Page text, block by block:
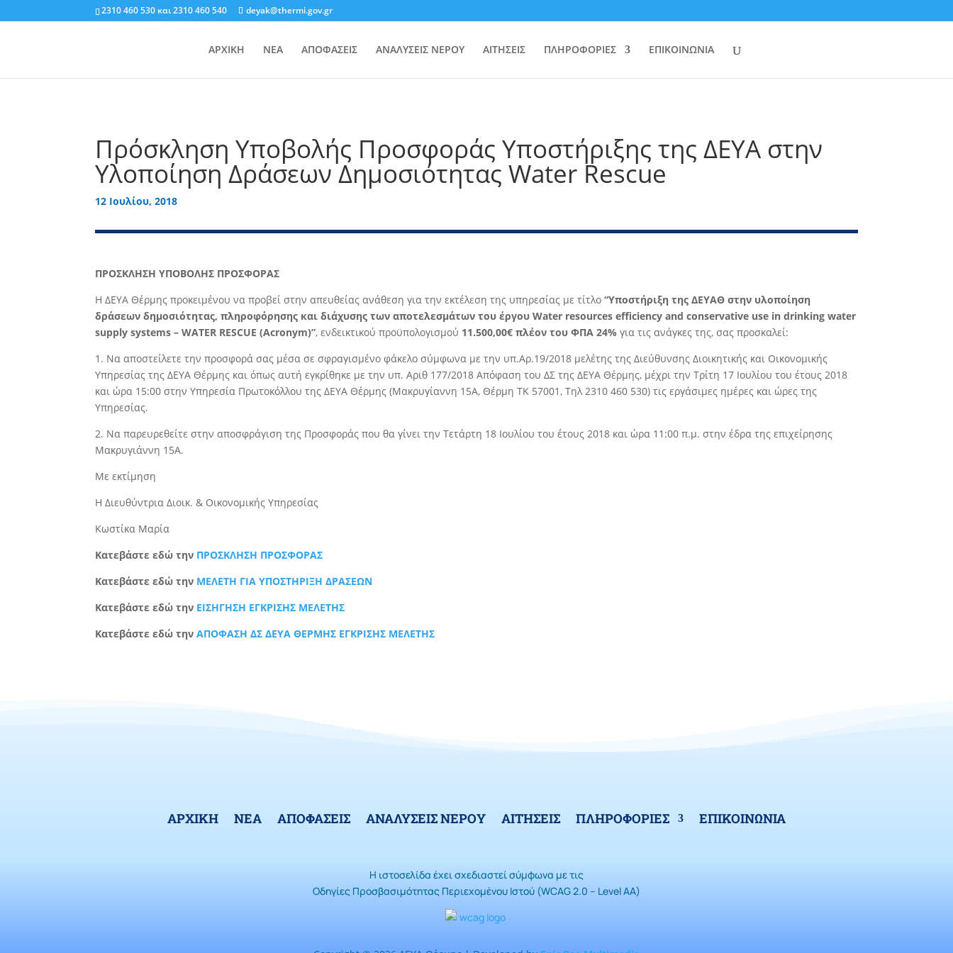
2310 460 530 και2310 460 540 deyak@thermi.gov.gr
ΑΡΧΙΚΗ ΝΕΑ ΑΠΟΦΑΣΕΙΣ ΑΝΑΛΥΣΕΙΣ ΝΕΡΟΥ ΑΙΤΗΣΕΙΣ ΠΛΗΡΟΦΟΡΙΕΣ ΕΠΙΚΟΙΝΩΝΙΑ
Πρόσκληση Υποβολής Προσφοράς Υποστήριξης της ΔΕΥΑ στην
Υλοποίηση Δράσεων Δημοσιότητας Water Rescue
12 Ιουλίου, 2018
ΠΡΟΣΚΛΗΣΗ ΥΠΟΒΟΛΗΣ ΠΡΟΣΦΟΡΑΣ
Η ΔΕΥΑ Θέρμης προκειμένου να προβεί στην απευθείας ανάθεση για την εκτέλεση της υπηρεσίας με τίτλο“Υποστήριξη της ΔΕΥΑΘ στην υλοποίηση
δράσεων δημοσιότητας, πληροφόρησης και διάχυσης των αποτελεσμάτων του έργου Water resources efficiency and conservative use in drinking water
supply systems – WATER RESCUE (Acronym)”, ενδεικτικού προϋπολογισμού 11.500,00€ πλέον του ΦΠΑ 24% για τις ανάγκες της, σας προσκαλεί:
1. Να αποστείλετε την προσφορά σας μέσα σε σφραγισμένο φάκελο σύμφωνα με την υπ.Αρ.19/2018 μελέτης της Διεύθυνσης Διοικητικής και Οικονομικής
Υπηρεσίας της ΔΕΥΑ Θέρμης και όπως αυτή εγκρίθηκε με την υπ. Αριθ 177/2018 Απόφαση του ΔΣ της ΔΕΥΑ Θέρμης, μέχρι την Τρίτη 17 Ιουλίου του έτους 2018
και ώρα 15:00 στην Υπηρεσία Πρωτοκόλλου της ΔΕΥΑ Θέρμης (Μακρυγίαννη 15Α, Θέρμη ΤΚ 57001, Τηλ 2310 460 530) τις εργάσιμες ημέρες και ώρες της
Υπηρεσίας.
2. Να παρευρεθείτε στην αποσφράγιση της Προσφοράς που θα γίνει την Τετάρτη 18 Ιουλίου του έτους 2018 και ώρα 11:00 π.μ. στην έδρα της επιχείρησης
Μακρυγιάννη 15Α.
Με εκτίμηση
Η Διευθύντρια Διοικ. & Οικονομικής Υπηρεσίας
Κωστίκα Μαρία
Κατεβάστε εδώ την ΠΡΟΣΚΛΗΣΗ ΠΡΟΣΦΟΡΑΣ
Κατεβάστε εδώ την ΜΕΛΕΤΗ ΓΙΑ ΥΠΟΣΤΗΡΙΞΗ ΔΡΑΣΕΩΝ
Κατεβάστε εδώ την ΕΙΣΗΓΗΣΗ ΕΓΚΡΙΣΗΣ ΜΕΛΕΤΗΣ
Κατεβάστε εδώ τηνΑΠΟΦΑΣΗ ΔΣ ΔΕΥΑ ΘΕΡΜΗΣ ΕΓΚΡΙΣΗΣ ΜΕΛΕΤΗΣ
ΑΡΧΙΚΗ ΝΕΑ ΑΠΟΦΑΣΕΙΣ ΑΝΑΛΥΣΕΙΣ ΝΕΡΟΥ ΑΙΤΗΣΕΙΣ ΠΛΗΡΟΦΟΡΙΕΣ ΕΠΙΚΟΙΝΩΝΙΑ
Η ιστοσελίδα έχει σχεδιαστεί σύμφωνα με τις
Οδηγίες Προσβασιμότητας Περιεχομένου Ιστού (WCAG 2.0 – Level AA)